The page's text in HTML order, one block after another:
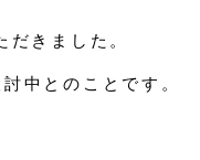
だきました。
中とのことです。